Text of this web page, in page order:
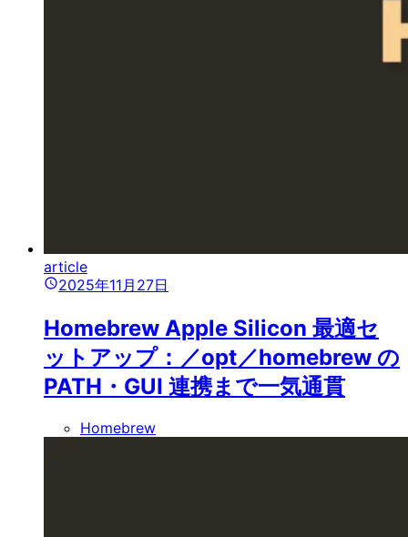
article
2025年11月27日
Homebrew Apple Silicon 最適セ
ットアップ：／opt／homebrew の
PATH・GUI 連携まで一気通貫
Homebrew